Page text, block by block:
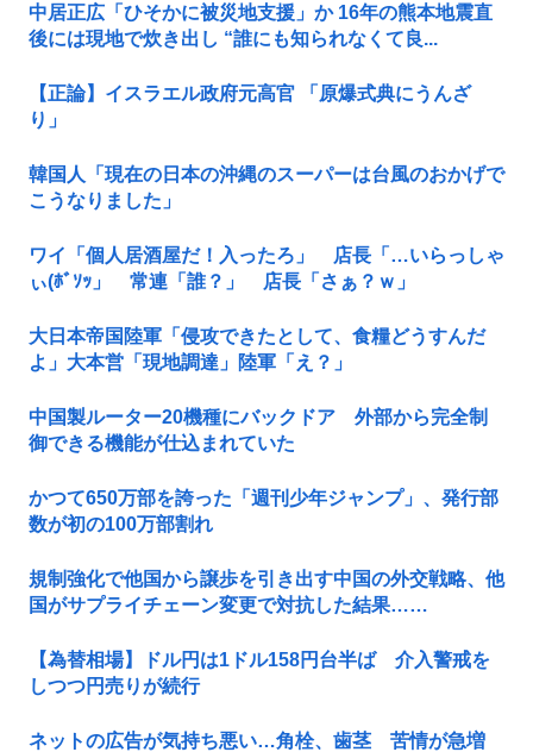
中居正広「ひそかに被災地支援」か 16年の熊本地震直
後には現地で炊き出し “誰にも知られなくて良...
【正論】イスラエル政府元高官 「原爆式典にうんざ
り」
韓国人「現在の日本の沖縄のスーパーは台風のおかげで
こうなりました」
ワイ「個人居酒屋だ！入ったろ」 店長「…いらっしゃ
ぃ(ﾎﾞｿｯ」 常連「誰？」 店長「さぁ？ｗ」
大日本帝国陸軍「侵攻できたとして、食糧どうすんだ
よ」大本営「現地調達」陸軍「え？」
中国製ルーター20機種にバックドア 外部から完全制
御できる機能が仕込まれていた
かつて650万部を誇った「週刊少年ジャンプ」、発行部
数が初の100万部割れ
規制強化で他国から譲歩を引き出す中国の外交戦略、他
国がサプライチェーン変更で対抗した結果……
【為替相場】ドル円は1ドル158円台半ば 介入警戒を
しつつ円売りが続行
ネットの広告が気持ち悪い…角栓、歯茎 苦情が急増